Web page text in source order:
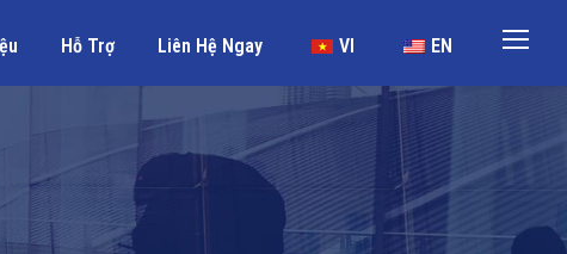
Hỗ Trợ Liên Hệ Ngay VI EN